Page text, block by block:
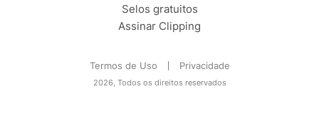
Selos gratuitos
Assinar Clipping
Termos de Uso Privacidade
2026, Todos os direitos reservados